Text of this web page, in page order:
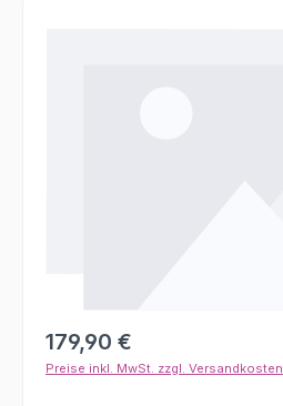
Regulärer Preis:
179,90 €
Preise inkl. MwSt. zzgl. Versandkosten